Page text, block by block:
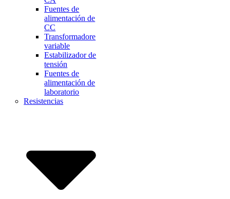
Fuentes de
alimentación de
CC
Transformadore
variable
Estabilizador de
tensión
Fuentes de
alimentación de
laboratorio
Resistencias